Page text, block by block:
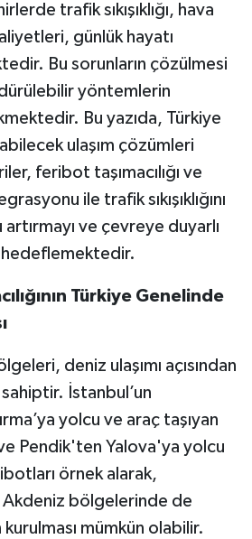
trafik sıkışıklığı, hava
günlük hayatı
Bu sorunların çözülmesi
yöntemlerin
Bu yazıda, Türkiye
ulaşım çözümleri
feribot taşımacılığı ve
ile trafik sıkışıklığını
ve çevreye duyarlı
hedeflemektedir.
Türkiye Genelinde
deniz ulaşımı açısından
İstanbul’un
yolcu ve araç taşıyan
Pendik'ten Yalova'ya yolcu
örnek alarak,
Akdeniz bölgelerinde de
mümkün olabilir.